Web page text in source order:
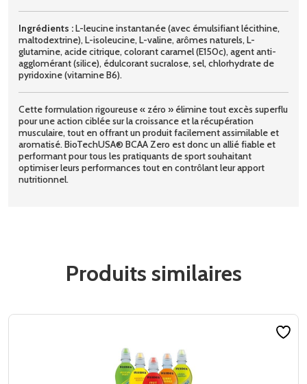
Ingrédients :L-leucine instantanée (avec émulsifiant lécithine,
maltodextrine), L-isoleucine, L-valine, arômes naturels, L-
glutamine, acide citrique, colorant caramel (E150c), agent anti-
agglomérant (silice), édulcorant sucralose, sel, chlorhydrate de
pyridoxine (vitamine B6).
Cette formulation rigoureuse « zéro » élimine tout excès superflu
pour une action ciblée sur la croissance et la récupération
musculaire, tout en offrant un produit facilement assimilable et
aromatisé. BioTechUSA® BCAA Zero est donc un allié fiable et
performant pour tous les pratiquants de sport souhaitant
optimiser leurs performances tout en contrôlant leur apport
nutritionnel.
Produits similaires